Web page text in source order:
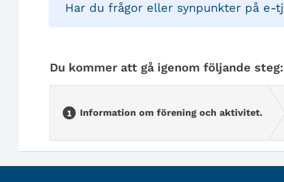
Har du frågor eller synpunkter på e-
Du kommer att gå igenom följande steg:
Information om förening och aktivitet.